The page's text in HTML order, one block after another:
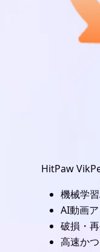
HitPaw
機械学
AI動画
破損・
高速か